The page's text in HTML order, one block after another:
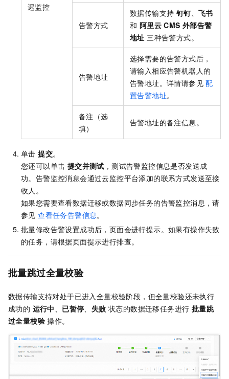
迟监控
告警方式
数据传输支持 钉钉、飞书
和 阿里云 CMS 外部告警
地址 三种告警方式。
告警地址
选择需要的告警方式后，
请输入相应告警机器人的
告警地址。详情请参见配
置告警地址。
备注（选
填）
告警地址的备注信息。
单击提交。
您还可以单击 提交并测试 ，测试告警监控信息是否发送成
功。告警监控消息会通过云监控平台添加的联系方式发送至接
收人。
如果您需要查看数据迁移或数据同步任务的告警监控消息，请
参见查看任务告警信息 。
批量修改告警设置成功后，页面会进行提示。如果有操作失败
的任务，请根据页面提示进行排查。
批量跳过全量校验
数据传输支持对处于已进入全量校验阶段，但全量校验还未执行
成功的 运行中、 已暂停、 失败 状态的数据迁移任务进行 批量跳
过全量校验 操作。